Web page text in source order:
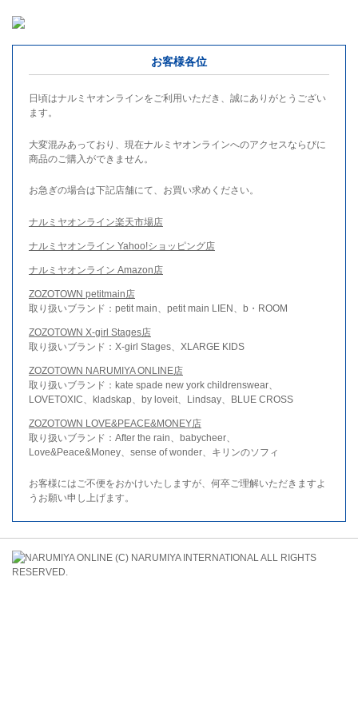
お客様各位
日頃はナルミヤオンラインをご利用いただき、誠にありがとうござい
ます。
大変混みあっており、現在ナルミヤオンラインへのアクセスならびに
商品のご購入ができません。
お急ぎの場合は下記店舗にて、お買い求めください。
ナルミヤオンライン楽天市場店
ナルミヤオンライン Yahoo!ショッピング店
ナルミヤオンライン Amazon店
ZOZOTOWN petitmain店
取り扱いブランド：petit main、petit main LIEN、b・ROOM
ZOZOTOWN X-girl Stages店
取り扱いブランド：X-girl Stages、XLARGE KIDS
ZOZOTOWN NARUMIYA ONLINE店
取り扱いブランド：kate spade new york childrenswear、
LOVETOXIC、kladskap、by loveit、Lindsay、BLUE CROSS
ZOZOTOWN LOVE&PEACE&MONEY店
取り扱いブランド：After the rain、babycheer、
Love&Peace&Money、sense of wonder、キリンのソフィ
お客様にはご不便をおかけいたしますが、何卒ご理解いただきますよ
うお願い申し上げます。